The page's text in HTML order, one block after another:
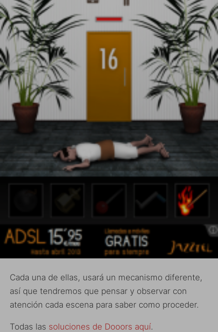
Cada una de ellas, usará un mecanismo diferente,
así que tendremos que pensar y observar con
atención cada escena para saber como proceder.
Todas las soluciones de Dooors aquí.